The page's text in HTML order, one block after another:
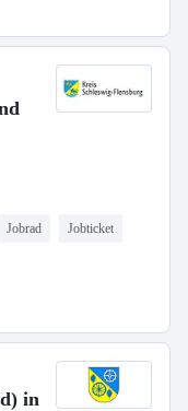
Jobrad Jobticket
in